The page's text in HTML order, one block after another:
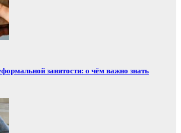
занятости: о чём важно знать